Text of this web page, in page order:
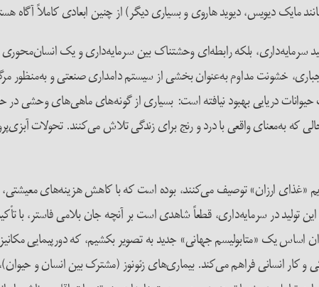
مایک دیویس، دیوید هاروی و بسیاری دیگر) از چنین ابعادی کاملاً آگاه
سرمایه‌داری، بلکه رابطه‌ای وحشتناک بین سرمایه‌داری و یک
خشونت مداوم به‌عنوان بخشی از سیستم دامداری صنعتی و به‌منظور
دریایی بهبود نیافته است: بسیاری از گونه‌های ماهی‌های وحشی
حالی که به‌معنای واقعی با درد و رنج برای زندگی تلاش می‌کنند. تحولات
«غذای ارزان» توصیف می‌کنند، بوده است که با کاهش هزینه‌های
تولید در سرمایه‌داری، قطعاً شاهدی است بر آنچه جان بلامی فاستر،
یک «متابولیسم جهانی» جدید به تصویر بکشیم، که دورپیمایی‌